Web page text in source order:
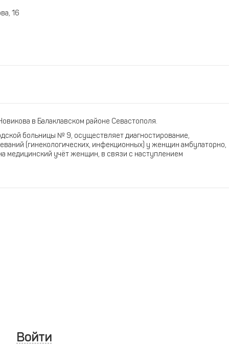
16
в Балаклавском районе Севастополя.
больницы № 9, осуществляет диагностирование,
(гинекологических, инфекционных) у женщин амбулаторно,
медицинский учёт женщин, в связи с наступлением
Войти